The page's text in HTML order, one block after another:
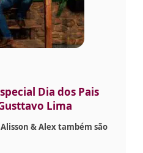
Dia dos Pais
Lima
& Alex também são